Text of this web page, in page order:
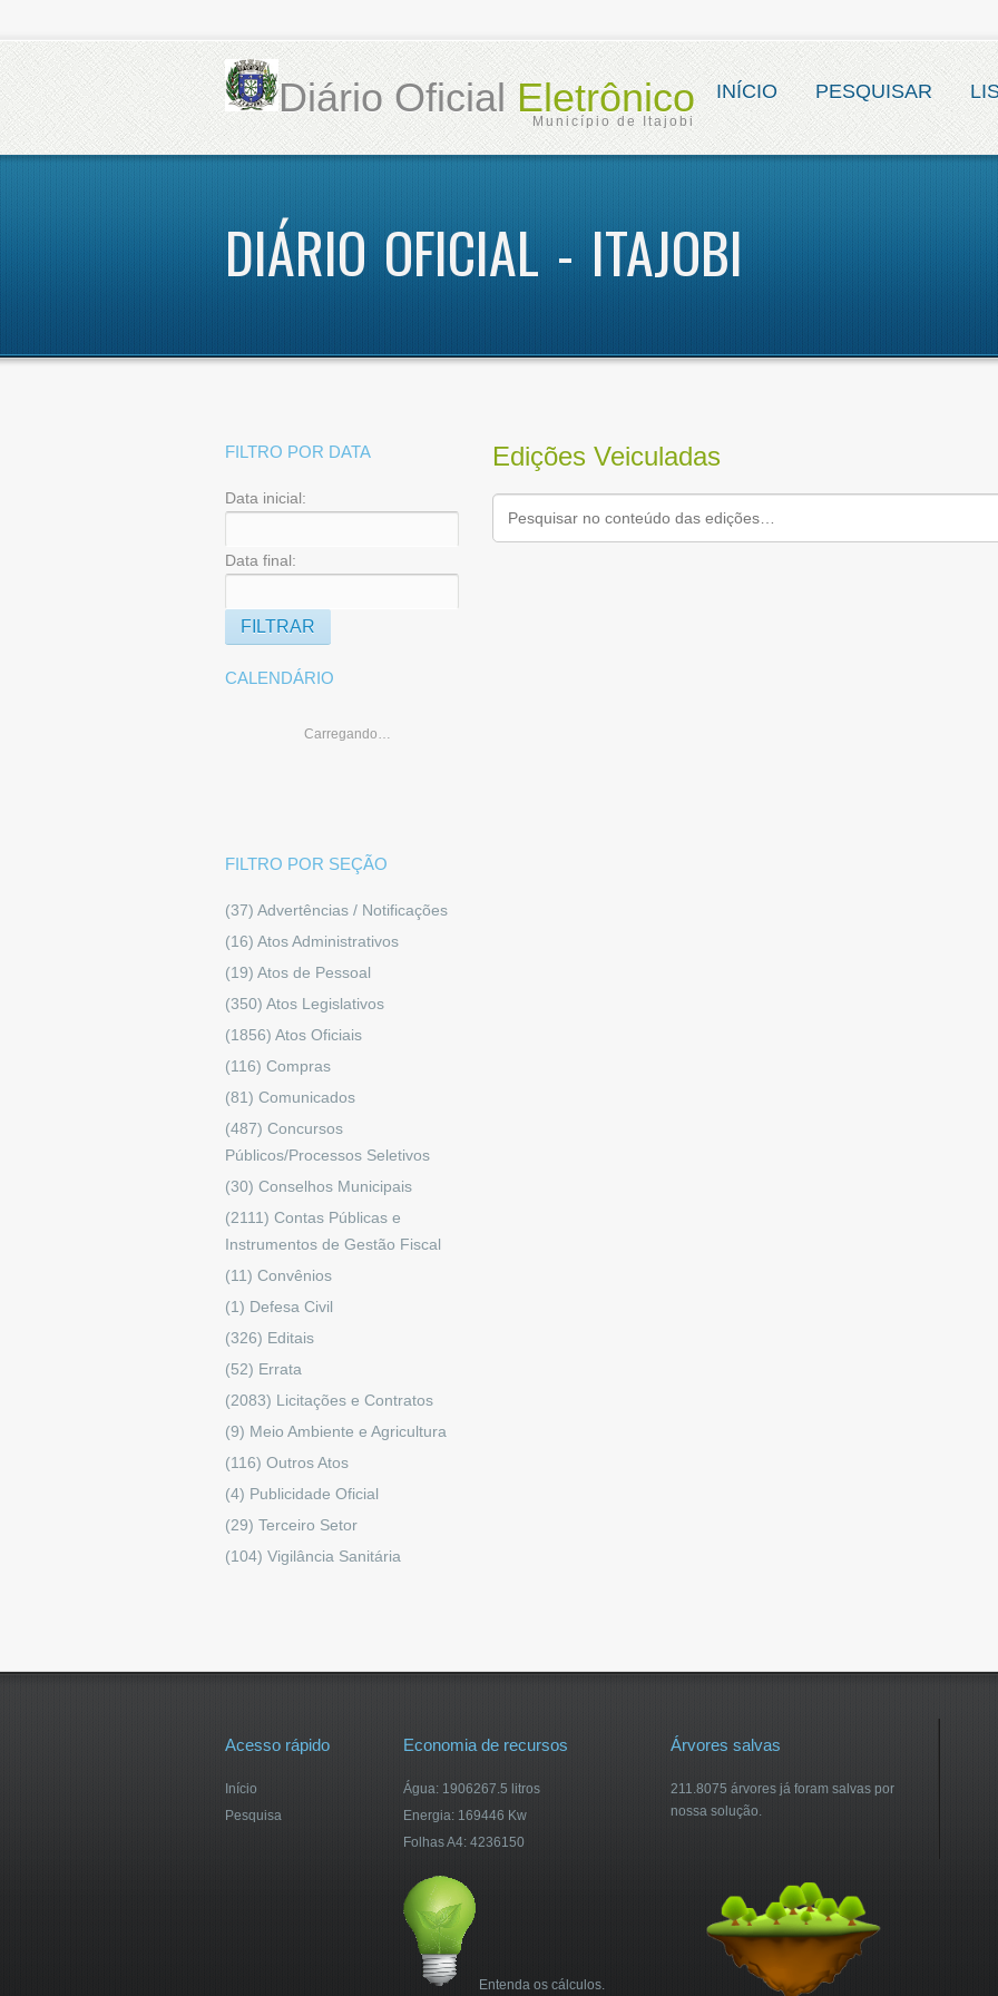
Diário OficialEletrônico
Município de Itajobi
INÍCIO PESQUISAR
DIÁRIO OFICIAL - ITAJOBI
FILTRO POR DATA
Data inicial:
Data final:
CALENDÁRIO
Carregando…
FILTRO POR SEÇÃO
(37) Advertências / Notificações
(16) Atos Administrativos
(19) Atos de Pessoal
(350) Atos Legislativos
(1856) Atos Oficiais
(116) Compras
(81) Comunicados
(487) Concursos
Públicos/Processos Seletivos
(30) Conselhos Municipais
(2111) Contas Públicas e
Instrumentos de Gestão Fiscal
(11) Convênios
(1) Defesa Civil
(326) Editais
(52) Errata
(2083) Licitações e Contratos
(9) Meio Ambiente e Agricultura
(116) Outros Atos
(4) Publicidade Oficial
(29) Terceiro Setor
(104) Vigilância Sanitária
Edições Veiculadas
Acesso rápido
Início
Pesquisa
Economia de recursos
Água: 1906267.5 litros
Energia: 169446 Kw
Folhas A4: 4236150
Entenda os cálculos.
Árvores salvas
211.8075 árvores já foram salvas por
nossa solução.